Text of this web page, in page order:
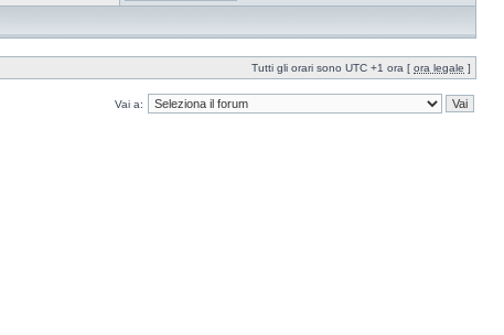
Tutti gli orari sono UTC +1 ora [ ora legale ]
Vai a: